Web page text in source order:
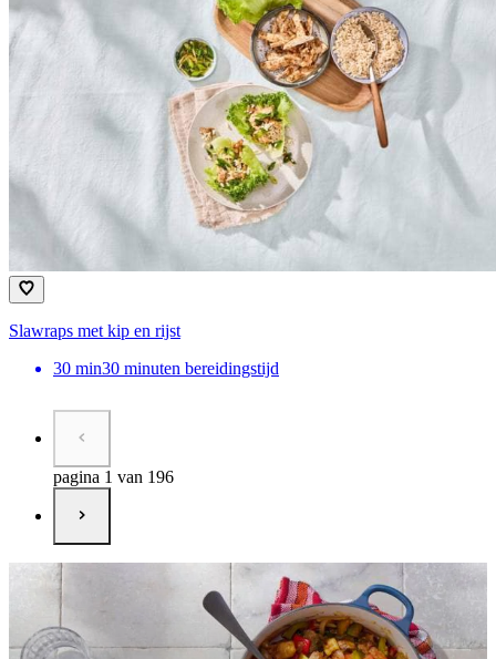
Slawraps met kip en rijst
30 min30 minuten bereidingstijd
pagina 1 van 196